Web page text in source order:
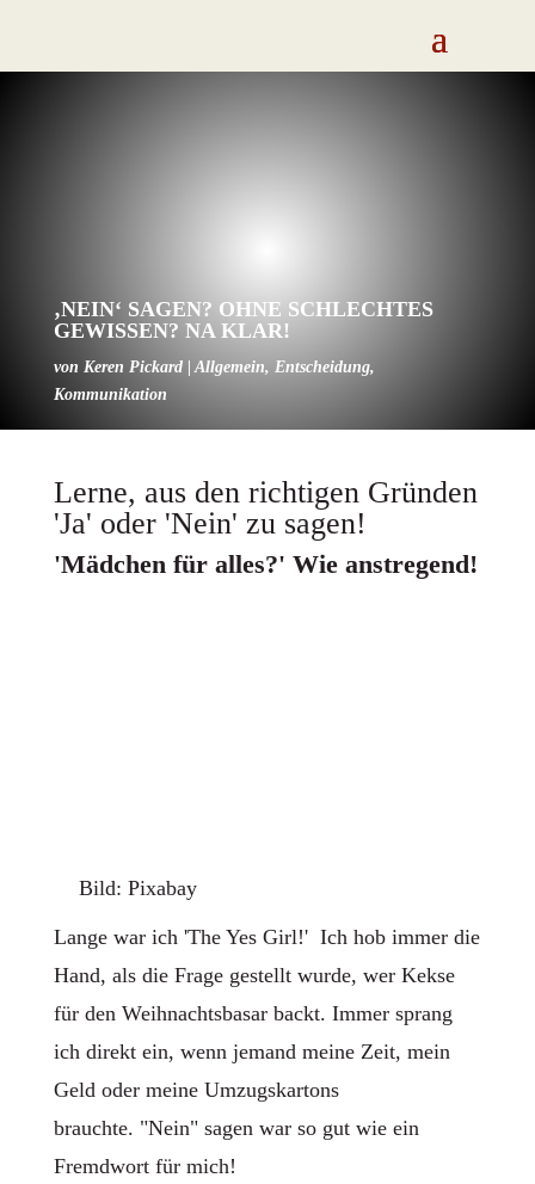
‚NEIN‘ SAGEN? OHNE SCHLECHTES
GEWISSEN? NA KLAR!
von Keren Pickard|Allgemein, Entscheidung,
Kommunikation
Lerne, aus den richtigen Gründen
'Ja' oder 'Nein' zu sagen!
'Mädchen für alles?' Wie anstregend!
Bild: Pixabay
Lange war ich 'The Yes Girl!' Ich hob immer die
Hand, als die Frage gestellt wurde, wer Kekse
für den Weihnachtsbasar backt. Immer sprang
ich direkt ein, wenn jemand meine Zeit, mein
Geld oder meine Umzugskartons
brauchte. "Nein" sagen war so gut wie ein
Fremdwort für mich!